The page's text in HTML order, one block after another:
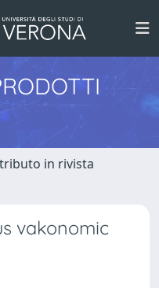
in rivista
vakonomic